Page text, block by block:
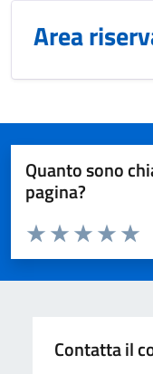
Area
Quanto sono
pagina?
Valuta da 1 a 5 stelle la
Valuta 4
Valuta 3
Valuta 2 stelle
Valuta 1 stelle su 5
Contatta il